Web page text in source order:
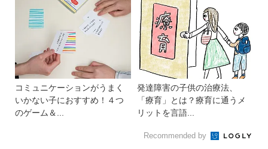
コミュニケーションがうまく
いかない子におすすめ！４つ
のゲーム＆...
発達障害の子供の治療法、
「療育」とは？療育に通うメ
リットを言語...
Recommended by